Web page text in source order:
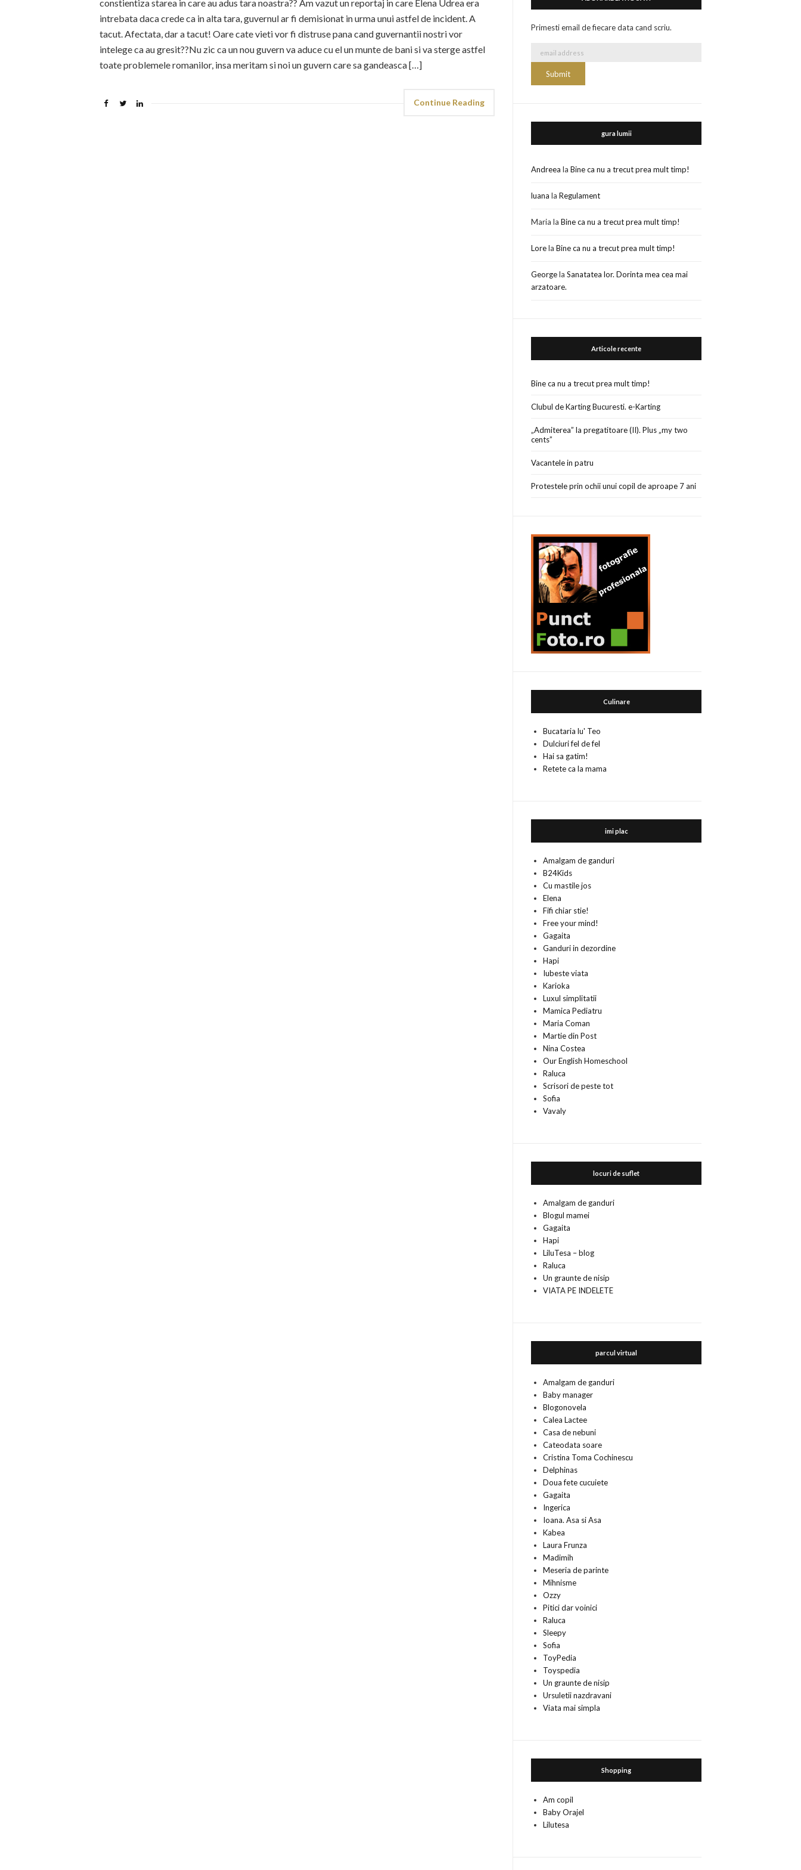
constientiza starea in care au adus tara noastra?? Am vazut un reportaj in care Elena Udrea era
intrebata daca crede ca in alta tara, guvernul ar fi demisionat in urma unui astfel de incident. A
tacut. Afectata, dar a tacut! Oare cate vieti vor fi distruse pana cand guvernantii nostri vor
intelege ca au gresit??Nu zic ca un nou guvern va aduce cu el un munte de bani si va sterge astfel
toate problemele romanilor, insa meritam si noi un guvern care sa gandeasca […]
Continue Reading
Primesti email de fiecare data cand scriu.
gura lumii
Andreea laBine ca nu a trecut prea mult timp!
luana laRegulament
Maria laBine ca nu a trecut prea mult timp!
LorelaBine ca nu a trecut prea mult timp!
GeorgelaSanatatea lor. Dorinta mea cea mai
arzatoare.
Articole recente
Bine ca nu a trecut prea mult timp!
Clubul de Karting Bucuresti. e-Karting
„Admiterea” la pregatitoare (II). Plus „my two
cents”
Vacantele in patru
Protestele prin ochii unui copil de aproape 7 ani
Culinare
Bucataria lu' Teo
Dulciuri fel de fel
Hai sa gatim!
Retete ca la mama
imi plac
Amalgam de ganduri
B24Kids
Cu mastile jos
Elena
Fifi chiar stie!
Free your mind!
Gagaita
Ganduri in dezordine
Hapi
Iubeste viata
Karioka
Luxul simplitatii
Mamica Pediatru
Maria Coman
Martie din Post
Nina Costea
Our English Homeschool
Raluca
Scrisori de peste tot
Sofia
Vavaly
locuri de suflet
Amalgam de ganduri
Blogul mamei
Gagaita
Hapi
LiluTesa – blog
Raluca
Un graunte de nisip
VIATA PE INDELETE
parcul virtual
Amalgam de ganduri
Baby manager
Blogonovela
Calea Lactee
Casa de nebuni
Cateodata soare
Cristina Toma Cochinescu
Delphinas
Doua fete cucuiete
Gagaita
Ingerica
Ioana. Asa si Asa
Kabea
Laura Frunza
Madimih
Meseria de parinte
Mihnisme
Ozzy
Pitici dar voinici
Raluca
Sleepy
Sofia
ToyPedia
Toyspedia
Un graunte de nisip
Ursuletii nazdravani
Viata mai simpla
Shopping
Am copil
Baby Orajel
Lilutesa